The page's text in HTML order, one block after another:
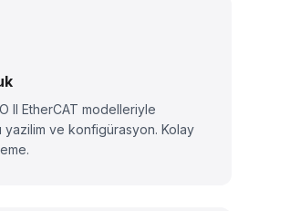
II EtherCAT modelleriyle
yazilim ve konfigürasyon. Kolay